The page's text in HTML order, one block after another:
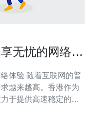
无忧的网络体
联网的普
越来越高。香港作为
于提供高速稳定的网